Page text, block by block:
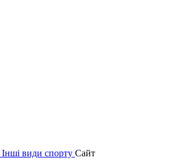
Інші види спорту Сайт